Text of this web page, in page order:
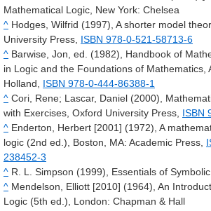
Mathematical Logic, New York: Chelsea
^ Hodges, Wilfrid (1997), A shorter model
University Press, ISBN 978-0-521-58713-6
^ Barwise, Jon, ed. (1982), Handbook of
in Logic and the Foundations of Mathematics,
Holland, ISBN 978-0-444-86388-1
^ Cori, Rene; Lascar, Daniel (2000),
with Exercises, Oxford University Press, ISBN
^ Enderton, Herbert [2001] (1972), A
logic (2nd ed.), Boston, MA: Academic Press,
238452-3
^ R. L. Simpson (1999), Essentials of
^ Mendelson, Elliott [2010] (1964), An
Logic (5th ed.), London: Chapman & Hall